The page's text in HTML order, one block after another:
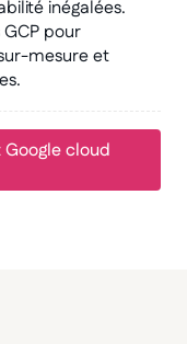
inégalées.
pour
mesure et
cloud